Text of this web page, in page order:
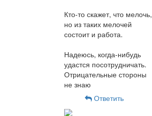
Кто-то скажет, что мелочь,
но из таких мелочей
состоит и работа.
Надеюсь, когда-нибудь
удастся посотрудничать.
Отрицательные стороны
не знаю
Ответить